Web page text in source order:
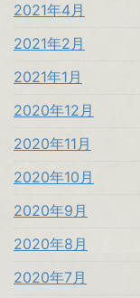
2021年4月
2021年2月
2021年1月
2020年12月
2020年11月
2020年10月
2020年9月
2020年8月
2020年7月